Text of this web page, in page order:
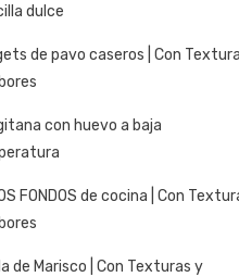
dulce
de pavo caseros | Con
con huevo a baja
FONDOS de cocina | Con
de Marisco | Con Texturas y